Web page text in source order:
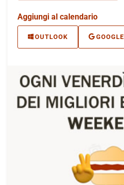
Aggiungi al calendario
OUTLOOK GOOGLE